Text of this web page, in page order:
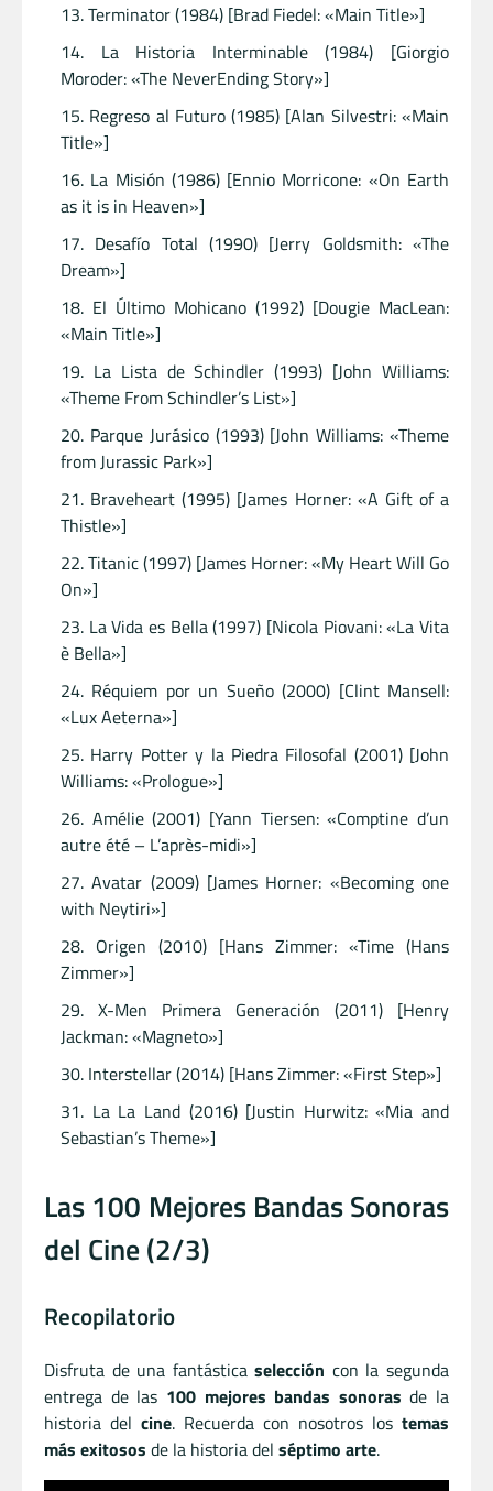
Terminator (1984) [Brad Fiedel: «Main Title»]
La Historia Interminable (1984) [Giorgio
Moroder: «The NeverEnding Story»]
Regreso al Futuro (1985) [Alan Silvestri: «Main
Title»]
La Misión (1986) [Ennio Morricone: «On Earth
as it is in Heaven»]
Desafío Total (1990) [Jerry Goldsmith: «The
Dream»]
El Último Mohicano (1992) [Dougie MacLean:
«Main Title»]
La Lista de Schindler (1993) [John Williams:
«Theme From Schindler’s List»]
Parque Jurásico (1993) [John Williams: «Theme
from Jurassic Park»]
Braveheart (1995) [James Horner: «A Gift of a
Thistle»]
Titanic (1997) [James Horner: «My Heart Will Go
On»]
La Vida es Bella (1997) [Nicola Piovani: «La Vita
è Bella»]
Réquiem por un Sueño (2000) [Clint Mansell:
«Lux Aeterna»]
Harry Potter y la Piedra Filosofal (2001) [John
Williams: «Prologue»]
Amélie (2001) [Yann Tiersen: «Comptine d’un
autre été – L’après-midi»]
Avatar (2009) [James Horner: «Becoming one
with Neytiri»]
Origen (2010) [Hans Zimmer: «Time (Hans
Zimmer»]
X-Men Primera Generación (2011) [Henry
Jackman: «Magneto»]
Interstellar (2014) [Hans Zimmer: «First Step»]
La La Land (2016) [Justin Hurwitz: «Mia and
Sebastian’s Theme»]
Las 100 Mejores Bandas Sonoras
del Cine (2/3)
Recopilatorio
Disfruta de una fantásticaselección con la segunda
entrega de las 100 mejores bandas sonoras de la
historia del cine. Recuerda con nosotros los temas
más exitosos de la historia del séptimo arte.